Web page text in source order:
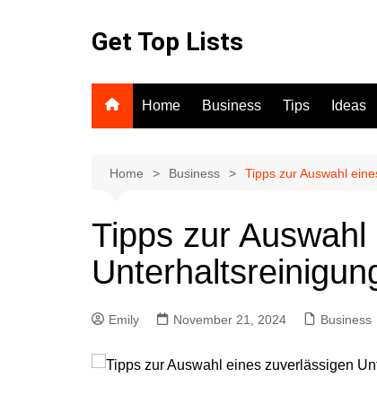
Get Top Lists
Home Business Tips Ideas
Home Business Tipps zur Auswahl
Tipps zur
Emily November 21, 2024 Business